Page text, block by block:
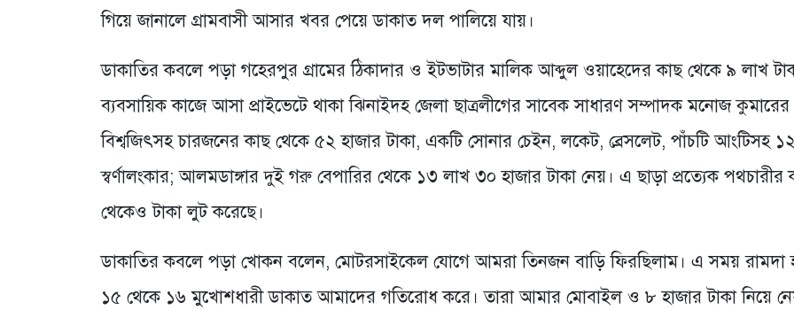
গিয়ে জানালে গ্রামবাসী আসার খবর পেয়ে ডাকাত দল পালিয়ে যায়।
ডাকাতির কবলে পড়া গহেরপুর গ্রামের ঠিকাদার ও ইটভাটার মালিক আব্দুল ওয়াহেদের কাছ থেকে ৯ লাখ
ব্যবসায়িক কাজে আসা প্রাইভেটে থাকা ঝিনাইদহ জেলা ছাত্রলীগের সাবেক সাধারণ সম্পাদক মনোজ কুমারের
বিশ্বজিৎসহ চারজনের কাছ থেকে ৫২ হাজার টাকা, একটি সোনার চেইন, লকেট, ব্রেসলেট, পাঁচটি আংটিসহ
স্বর্ণালংকার; আলমডাঙ্গার দুই গরু বেপারির থেকে ১৩ লাখ ৩০ হাজার টাকা নেয়। এ ছাড়া প্রত্যেক পথচারীর
থেকেও টাকা লুট করেছে।
ডাকাতির কবলে পড়া খোকন বলেন, মোটরসাইকেল যোগে আমরা তিনজন বাড়ি ফিরছিলাম। এ সময় রামদা
১৫ থেকে ১৬ মুখোশধারী ডাকাত আমাদের গতিরোধ করে। তারা আমার মোবাইল ও ৮ হাজার টাকা নিয়ে